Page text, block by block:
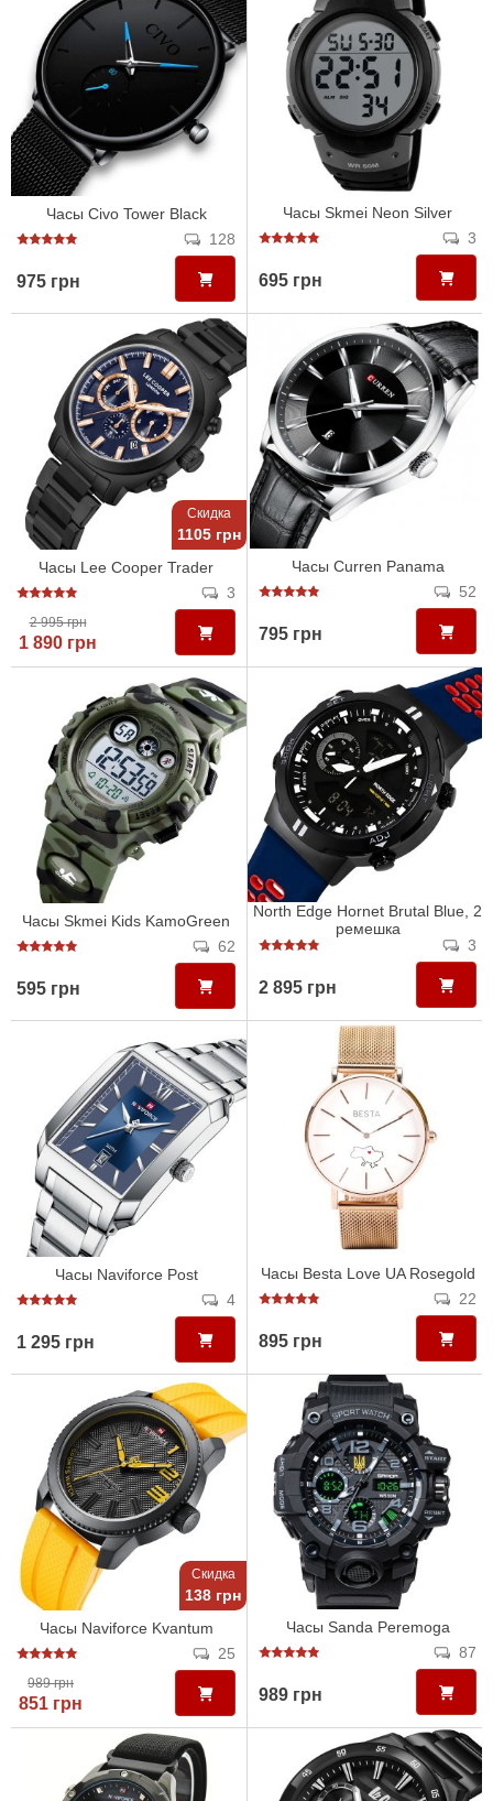
Часы Civo Tower Black
128
975 грн
Часы Skmei Neon Silver
3
695 грн
Скидка
1105 грн
Часы Lee Cooper Trader
3
2 995 грн
1 890 грн
Часы Curren Panama
52
795 грн
Часы Skmei Kids KamoGreen
62
595 грн
North Edge Hornet Brutal Blue, 2
ремешка
3
2 895 грн
Часы Naviforce Post
4
1 295 грн
Часы Besta Love UA Rosegold
22
895 грн
Скидка
138 грн
Часы Naviforce Kvantum
25
989 грн
851 грн
Часы Sanda Peremoga
87
989 грн